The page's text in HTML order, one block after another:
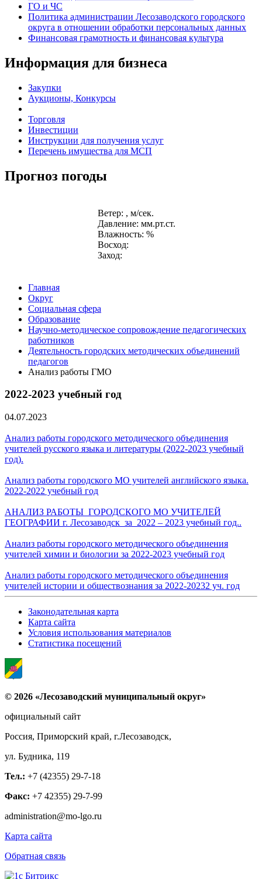
ГО и ЧС
Политика администрации Лесозаводского городского
округа в отношении обработки персональных данных
Финансовая грамотность и финансовая культура
Информация для бизнеса
Закупки
Аукционы, Конкурсы
Торговля
Инвестиции
Инструкции для получения услуг
Перечень имущества для МСП
Прогноз погоды
Ветер: , м/сек.
Давление: мм.рт.ст.
Влажность: %
Восход:
Заход:
Главная
Округ
Социальная сфера
Образование
Научно-методическое сопровождение педагогических
работников
Деятельность городских методических объединений
педагогов
Анализ работы ГМО
2022-2023 учебный год
04.07.2023
Анализ работы городского методического объединения
учителей русского языка и литературы (2022-2023 учебный
год).
Анализ работы городского МО учителей английского языка.
2022-2022 учебный год
АНАЛИЗ РАБОТЫ ГОРОДСКОГО МО УЧИТЕЛЕЙ
ГЕОГРАФИИ г. Лесозаводск за 2022 – 2023 учебный год..
Анализ работы городского методического объединения
учителей химии и биологии за 2022-2023 учебный год
Анализ работы городского методического объединения
учителей истории и обществознания за 2022-20232 уч. год
Законодательная карта
Карта сайта
Условия использования материалов
Статистика посещений
© 2026 «Лесозаводский муниципальный округ»
официальный сайт
Россия, Приморский край, г.Лесозаводск,
ул. Будника, 119
Тел.: +7 (42355) 29-7-18
Факс: +7 42355) 29-7-99
administration@mo-lgo.ru
Карта сайта
Обратная связь